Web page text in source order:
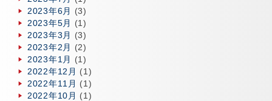
2023年6月
(3)
2023年5月
(1)
2023年3月
(3)
2023年2月
(2)
2023年1月
(1)
2022年12月 (1)
2022年11月 (1)
2022年10月 (1)